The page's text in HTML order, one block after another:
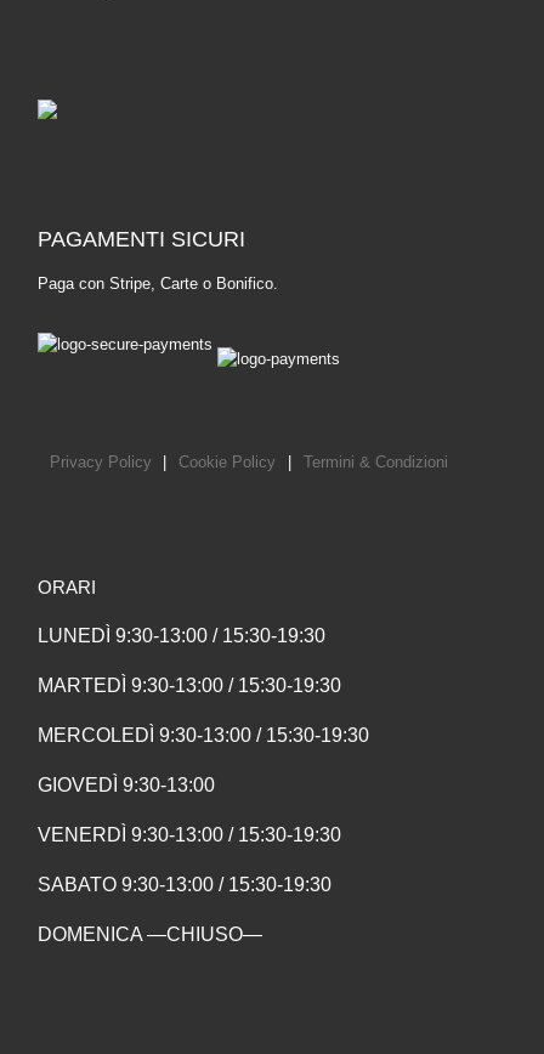
PAGAMENTI SICURI
Paga con Stripe, Carte o Bonifico.
Privacy Policy Cookie Policy Termini & Condizioni
ORARI
LUNEDÌ 9:30-13:00 / 15:30-19:30
MARTEDÌ 9:30-13:00 / 15:30-19:30
MERCOLEDÌ 9:30-13:00 / 15:30-19:30
GIOVEDÌ 9:30-13:00
VENERDÌ 9:30-13:00 / 15:30-19:30
SABATO 9:30-13:00 / 15:30-19:30
DOMENICA —CHIUSO—